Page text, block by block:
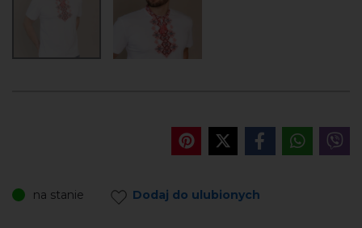
na stanie Dodaj do ulubionych